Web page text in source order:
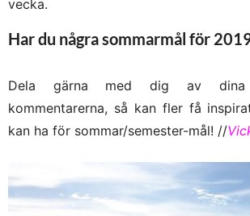
vecka.
Har du några sommarmål för
Dela gärna med dig av dina
kommentarerna, så kan fler få
kan ha för sommar/semester-mål! //